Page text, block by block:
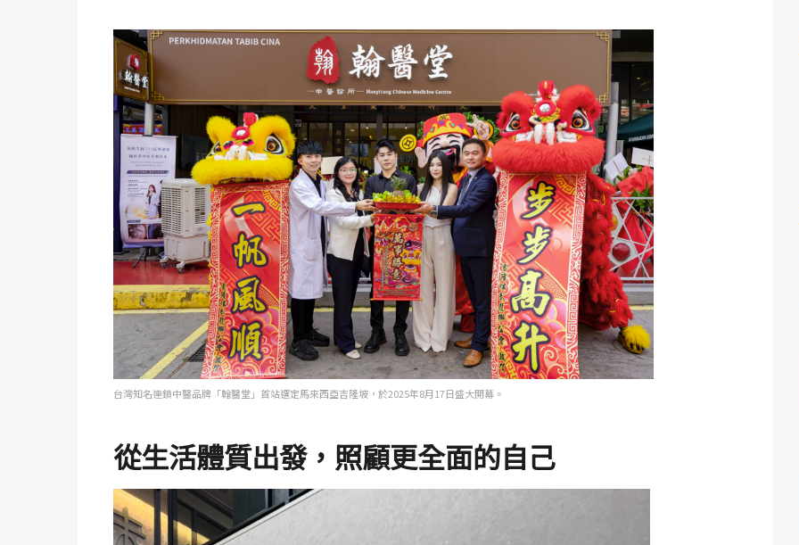
台灣知名連鎖中醫品牌「翰醫堂」首站選定馬來西亞吉隆坡，於2025年8月17日盛大開幕。
從生活體質出發，照顧更全面的自己